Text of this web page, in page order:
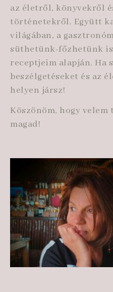
az életről, könyvekről
történetekről. Együtt
világában, a
süthetünk-főzhetünk
receptjeim alapján. Ha
beszélgetéseket és az
helyen jársz!
Köszönöm, hogy
magad!